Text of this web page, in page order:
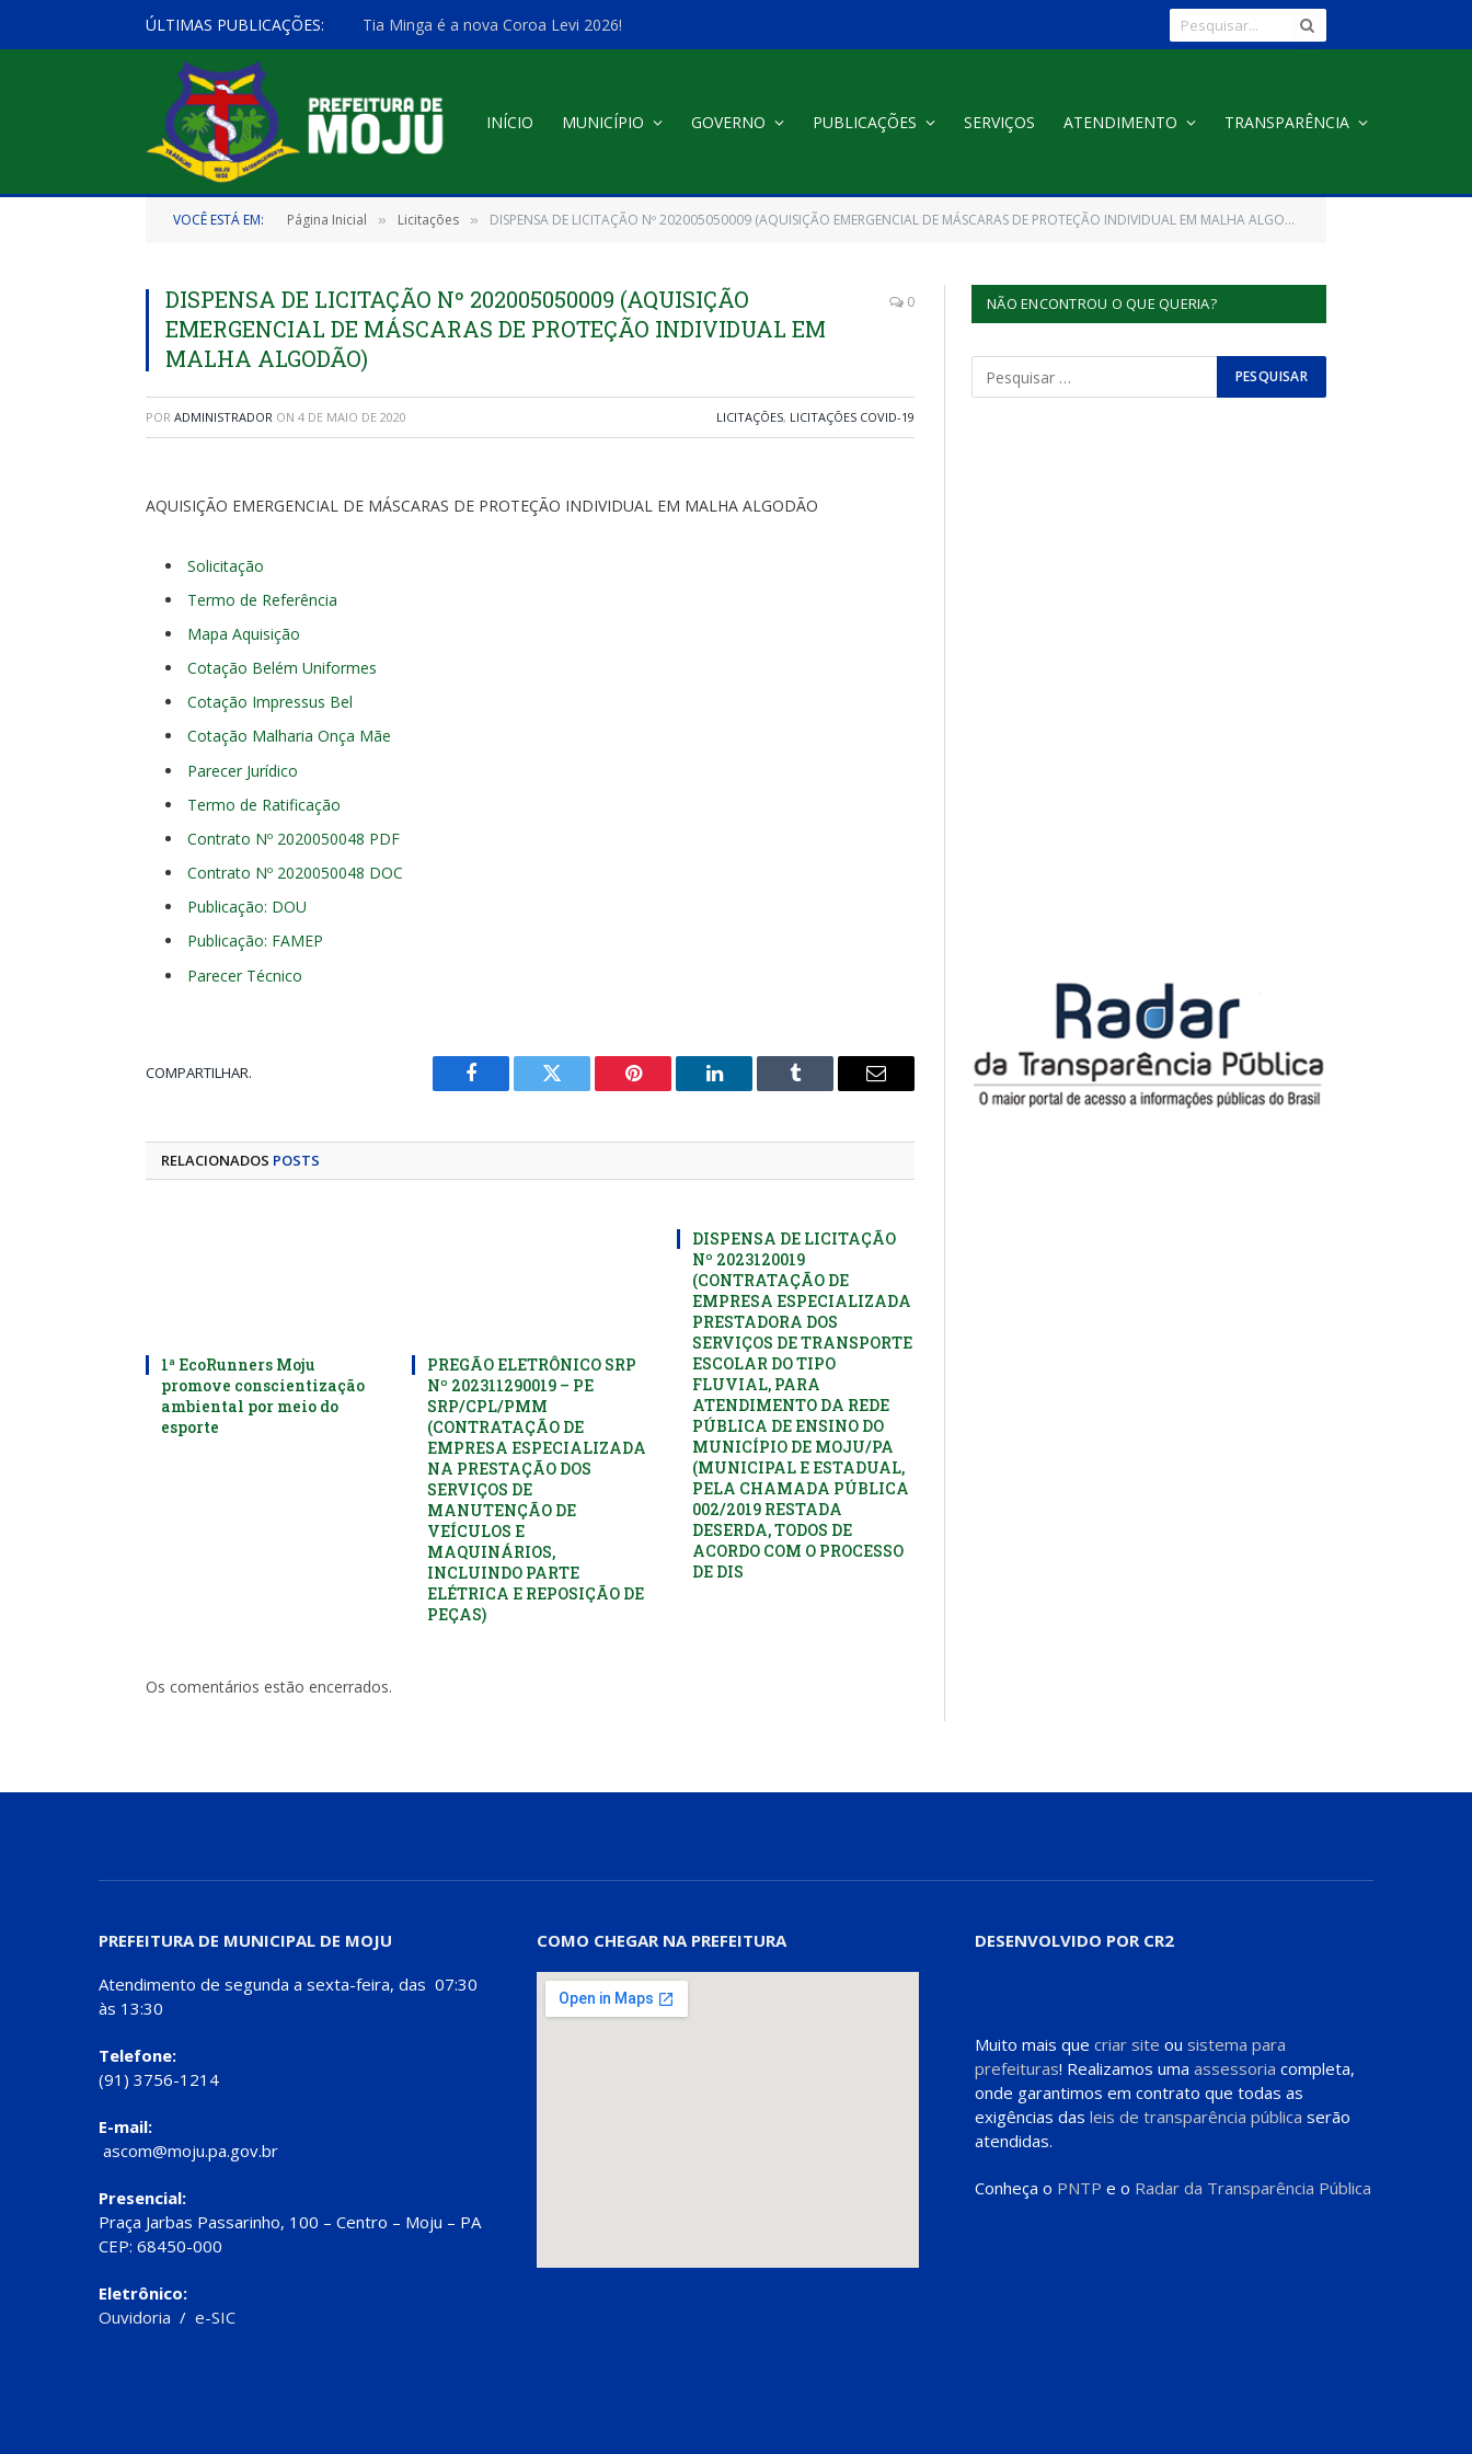
ÚLTIMAS PUBLICAÇÕES: Tia Minga é a nova Coroa Levi 2026!
INÍCIO MUNICÍPIO GOVERNO PUBLICAÇÕES SERVIÇOS ATENDIMENTO TRANSPARÊNCIA
VOCÊ ESTÁ EM: Página Inicial » Licitações » DISPENSA DE LICITAÇÃO Nº 202005050009 (AQUISIÇÃO EMERGENCIAL DE MÁSCARAS DE PROTEÇÃO INDIVIDUAL EM MALHA ALGODÃO)
DISPENSA DE LICITAÇÃO Nº 202005050009 (AQUISIÇÃO
EMERGENCIAL DE MÁSCARAS DE PROTEÇÃO INDIVIDUAL EM
MALHA ALGODÃO)
0
POR ADMINISTRADOR ON 4 DE MAIO DE 2020 LICITAÇÕES, LICITAÇÕES COVID-19
AQUISIÇÃO EMERGENCIAL DE MÁSCARAS DE PROTEÇÃO INDIVIDUAL EM MALHA ALGODÃO
Solicitação
Termo de Referência
Mapa Aquisição
Cotação Belém Uniformes
Cotação Impressus Bel
Cotação Malharia Onça Mãe
Parecer Jurídico
Termo de Ratificação
Contrato Nº 2020050048 PDF
Contrato Nº 2020050048 DOC
Publicação: DOU
Publicação: FAMEP
Parecer Técnico
COMPARTILHAR.
Facebook Twitter Pinterest LinkedIn Tumblr
E-
RELACIONADOS POSTS
1ª EcoRunners Moju
promove conscientização
ambiental por meio do
esporte
PREGÃO ELETRÔNICO SRP
Nº 202311290019 – PE
SRP/CPL/PMM
(CONTRATAÇÃO DE
EMPRESA ESPECIALIZADA
NA PRESTAÇÃO DOS
SERVIÇOS DE
MANUTENÇÃO DE
VEÍCULOS E
MAQUINÁRIOS,
INCLUINDO PARTE
ELÉTRICA E REPOSIÇÃO DE
PEÇAS)
DISPENSA DE LICITAÇÃO
Nº 2023120019
(CONTRATAÇÃO DE
EMPRESA ESPECIALIZADA
PRESTADORA DOS
SERVIÇOS DE TRANSPORTE
ESCOLAR DO TIPO
FLUVIAL, PARA
ATENDIMENTO DA REDE
PÚBLICA DE ENSINO DO
MUNICÍPIO DE MOJU/PA
(MUNICIPAL E ESTADUAL,
PELA CHAMADA PÚBLICA
002/2019 RESTADA
DESERDA, TODOS DE
ACORDO COM O PROCESSO
DE DIS
Os comentários estão encerrados.
NÃO ENCONTROU O QUE QUERIA?
PREFEITURA DE MUNICIPAL DE MOJU
Atendimento de segunda a sexta-feira, das 07:30
às 13:30
Telefone:
(91) 3756-1214
E-mail:
ascom@moju.pa.gov.br
Presencial:
Praça Jarbas Passarinho, 100 – Centro – Moju – PA
CEP: 68450-000
Eletrônico:
Ouvidoria / e-SIC
COMO CHEGAR NA PREFEITURA DESENVOLVIDO POR CR2
Muito mais que criar site ou sistema para
prefeituras! Realizamos uma assessoria completa,
onde garantimos em contrato que todas as
exigências das leis de transparência pública serão
atendidas.
Conheça o PNTP e o Radar da Transparência Pública